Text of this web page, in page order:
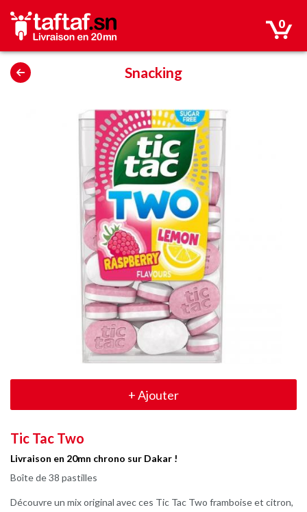
0
Snacking
+Ajouter
Tic Tac Two
Livraison en 20mn chrono sur Dakar !
Boîte de 38 pastilles
Découvre un mix original avec ces Tic Tac Two framboise et citron,